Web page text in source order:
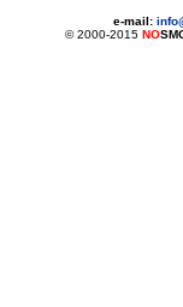
e-mail:
© 2000-2015 NO